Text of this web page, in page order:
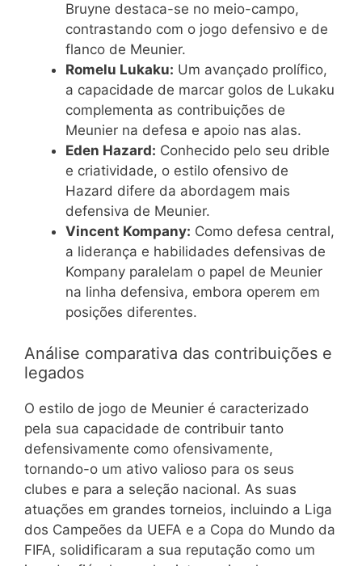
Bruyne destaca-se no meio-campo,
contrastando com o jogo defensivo e de
flanco de Meunier.
Romelu Lukaku: Um avançado prolífico,
a capacidade de marcar golos de Lukaku
complementa as contribuições de
Meunier na defesa e apoio nas alas.
Eden Hazard: Conhecido pelo seu drible
e criatividade, o estilo ofensivo de
Hazard difere da abordagem mais
defensiva de Meunier.
Vincent Kompany: Como defesa central,
a liderança e habilidades defensivas de
Kompany paralelam o papel de Meunier
na linha defensiva, embora operem em
posições diferentes.
Análise comparativa das contribuições e
legados
O estilo de jogo de Meunier é caracterizado
pela sua capacidade de contribuir tanto
defensivamente como ofensivamente,
tornando-o um ativo valioso para os seus
clubes e para a seleção nacional. As suas
atuações em grandes torneios, incluindo a Liga
dos Campeões da UEFA e a Copa do Mundo da
FIFA, solidificaram a sua reputação como um